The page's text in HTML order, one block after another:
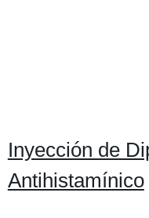
Inyección de
Antihistamínico